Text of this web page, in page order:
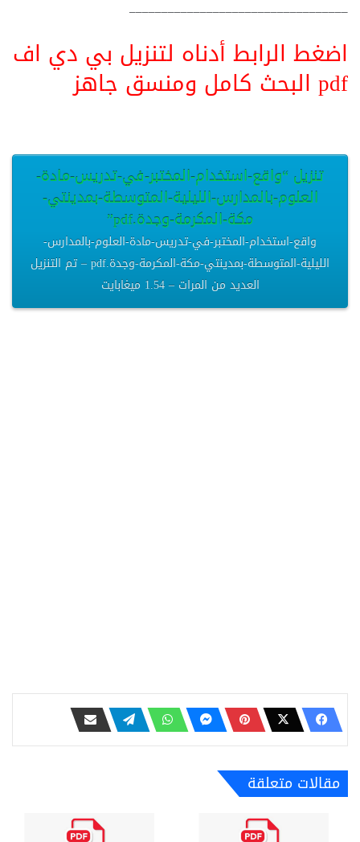
__________________________________
اضغط الرابط أدناه لتنزيل بي دي اف
pdf البحث كامل ومنسق جاهز
تنزيل “واقع-استخدام-المختبر-في-تدريس-مادة-
العلوم-بالمدارس-الليلية-المتوسطة-بمدينتي-
مكة-المكرمة-وجدة.pdf”
واقع-استخدام-المختبر-في-تدريس-مادة-العلوم-بالمدارس-
الليلية-المتوسطة-بمدينتي-مكة-المكرمة-وجدة.pdf – تم التنزيل
العديد من المرات – 1.54 ميغابايت
مقالات متعلقة